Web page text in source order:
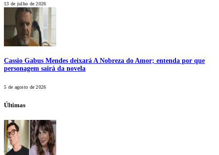
13 de julho de 2026
Cassio Gabus Mendes deixará A Nobreza do Amor; entenda por que
personagem sairá da novela
5 de agosto de 2026
Últimas